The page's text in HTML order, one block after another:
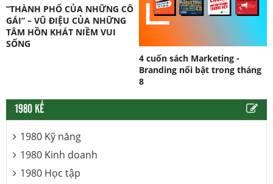
“THÀNH PHỐ CỦA NHỮNG CÔ
GÁI” – VŨ ĐIỆU CỦA NHỮNG
TÂM HỒN KHÁT NIỀM VUI
SỐNG
4 cuốn sách Marketing -
Branding nổi bật trong tháng
8
1980 KỂ
1980 Kỹ năng
1980 Kinh doanh
1980 Học tập